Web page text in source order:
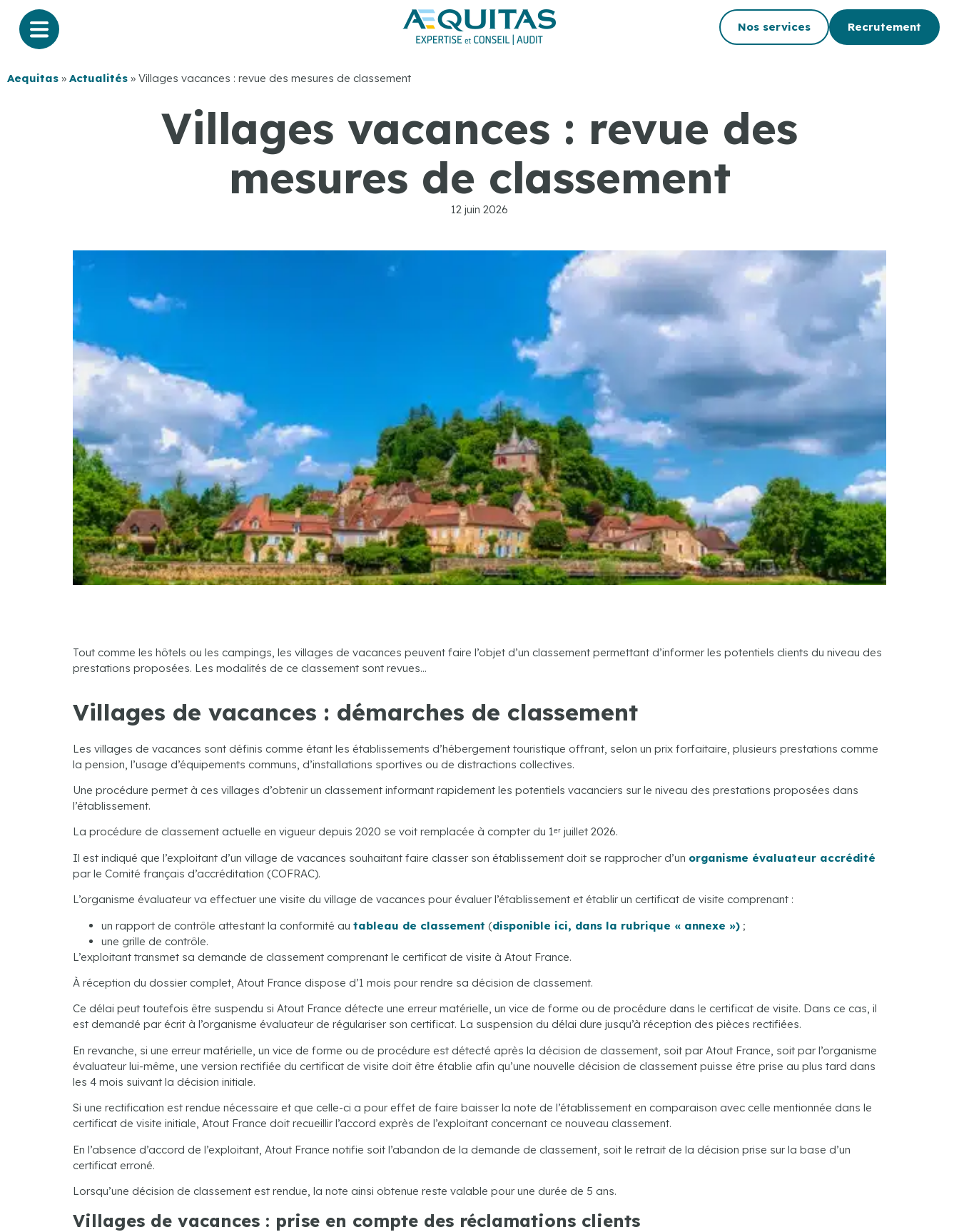
Nos services Recrutement
Aequitas » Actualités » Villages vacances : revue des mesures de classement
Villages vacances : revue des
mesures de classement
12 juin 2026
Tout comme les hôtels ou les campings, les villages de vacances peuvent faire l’objet d’un classement permettant d’informer les potentiels clients du niveau des
prestations proposées. Les modalités de ce classement sont revues…
Villages de vacances : démarches de classement
Les villages de vacances sont définis comme étant les établissements d’hébergement touristique offrant, selon un prix forfaitaire, plusieurs prestations comme
la pension, l’usage d’équipements communs, d’installations sportives ou de distractions collectives.
Une procédure permet à ces villages d’obtenir un classement informant rapidement les potentiels vacanciers sur le niveau des prestations proposées dans
l’établissement.
La procédure de classement actuelle en vigueur depuis 2020 se voit remplacée à compter du 1ᵉʳ juillet 2026.
Il est indiqué que l’exploitant d’un village de vacances souhaitant faire classer son établissement doit se rapprocher d’un organisme évaluateur accrédité
par le Comité français d’accréditation (COFRAC).
L’organisme évaluateur va effectuer une visite du village de vacances pour évaluer l’établissement et établir un certificat de visite comprenant :
un rapport de contrôle attestant la conformité au tableau de classement (disponible ici, dans la rubrique « annexe ») ;
une grille de contrôle.
L’exploitant transmet sa demande de classement comprenant le certificat de visite à Atout France.
À réception du dossier complet, Atout France dispose d’1 mois pour rendre sa décision de classement.
Ce délai peut toutefois être suspendu si Atout France détecte une erreur matérielle, un vice de forme ou de procédure dans le certificat de visite. Dans ce cas, il
est demandé par écrit à l’organisme évaluateur de régulariser son certificat. La suspension du délai dure jusqu’à réception des pièces rectifiées.
En revanche, si une erreur matérielle, un vice de forme ou de procédure est détecté après la décision de classement, soit par Atout France, soit par l’organisme
évaluateur lui-même, une version rectifiée du certificat de visite doit être établie afin qu’une nouvelle décision de classement puisse être prise au plus tard dans
les 4 mois suivant la décision initiale.
Si une rectification est rendue nécessaire et que celle-ci a pour effet de faire baisser la note de l’établissement en comparaison avec celle mentionnée dans le
certificat de visite initiale, Atout France doit recueillir l’accord exprès de l’exploitant concernant ce nouveau classement.
En l’absence d’accord de l’exploitant, Atout France notifie soit l’abandon de la demande de classement, soit le retrait de la décision prise sur la base d’un
certificat erroné.
Lorsqu’une décision de classement est rendue, la note ainsi obtenue reste valable pour une durée de 5 ans.
Villages de vacances : prise en compte des réclamations clients